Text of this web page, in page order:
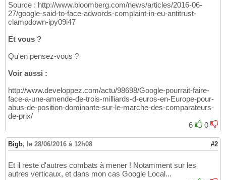
Source : http://www.bloomberg.com/news/articles/2016-06-
27/google-said-to-face-adwords-complaint-in-eu-antitrust-
clampdown-ipy09i47
Et vous ?
Qu'en pensez-vous ?
Voir aussi :
http://www.developpez.com/actu/98698/Google-pourrait-faire-
face-a-une-amende-de-trois-milliards-d-euros-en-Europe-pour-
abus-de-position-dominante-sur-le-marche-des-comparateurs-
de-prix/
6
0
Bigb, le 28/06/2016 à 12h08 #2
Et il reste d'autres combats à mener ! Notamment sur les
autres verticaux, et dans mon cas Google Local...